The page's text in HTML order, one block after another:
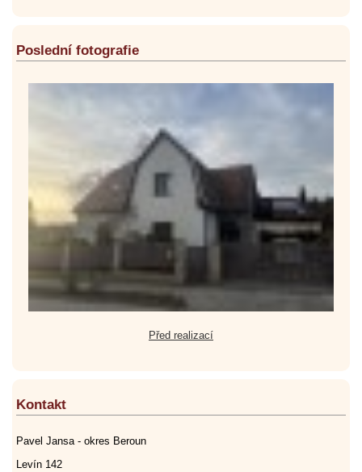
Poslední fotografie
Před realizací
Kontakt
Pavel Jansa - okres Beroun
Levín 142